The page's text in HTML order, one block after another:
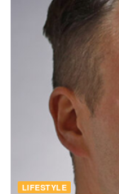
LIFESTYLE